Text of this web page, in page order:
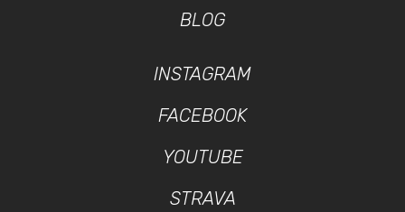
BLOG
INSTAGRAM
FACEBOOK
YOUTUBE
STRAVA